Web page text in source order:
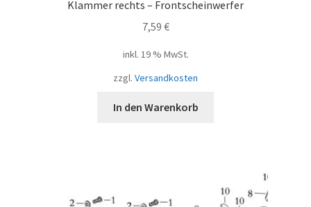
Klammer rechts – Frontscheinwerfer
7,59 €
inkl. 19 % MwSt.
zzgl. Versandkosten
In den Warenkorb